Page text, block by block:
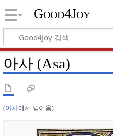
Good4Joy
아사 (Asa)
(아사에서 넘어옴)